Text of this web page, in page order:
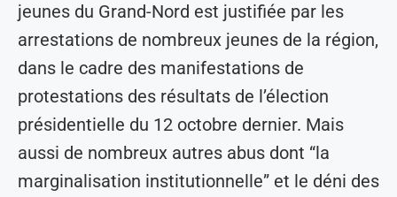
jeunes du Grand-Nord est justifiée par les
arrestations de nombreux jeunes de la région,
dans le cadre des manifestations de
protestations des résultats de l’élection
présidentielle du 12 octobre dernier. Mais
aussi de nombreux autres abus dont “la
marginalisation institutionnelle” et le déni des